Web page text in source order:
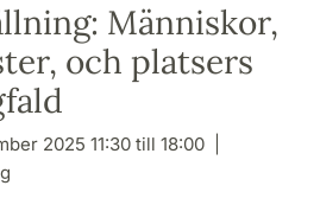
Människor,
och platsers
2025 11:30 till 18:00